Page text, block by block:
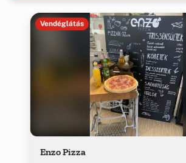
Vendéglátás
Enzo Pizza